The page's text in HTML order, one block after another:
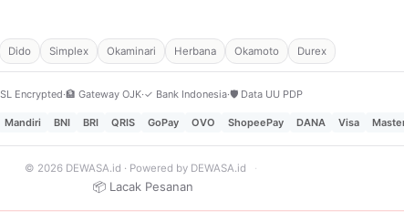
Dido Simplex Okaminari Herbana Okamoto Durex
Encrypted·🏦 Gateway OJK·✓ Bank Indonesia·🛡️ Data UU PDP
Mandiri BNI BRI QRIS GoPay OVO ShopeePay DANA Visa
© 2026 DEWASA.id · Powered by DEWASA.id ·
📦 Lacak Pesanan